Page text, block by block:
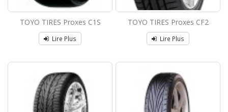
TOYO TIRES Proxes C1S
Lire Plus
TOYO TIRES Proxes CF2
Lire Plus